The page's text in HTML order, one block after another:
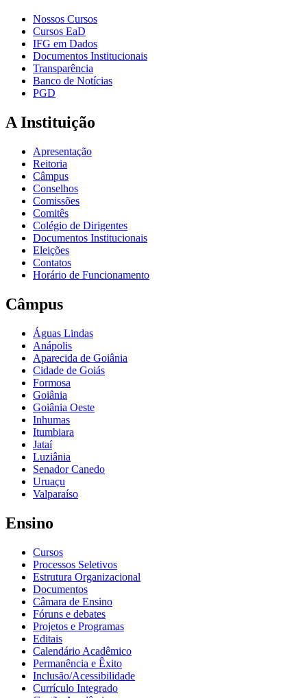
Nossos Cursos
Cursos EaD
IFG em Dados
Documentos Institucionais
Transparência
Banco de Notícias
PGD
A Instituição
Apresentação
Reitoria
Câmpus
Conselhos
Comissões
Comitês
Colégio de Dirigentes
Documentos Institucionais
Eleições
Contatos
Horário de Funcionamento
Câmpus
Águas Lindas
Anápolis
Aparecida de Goiânia
Cidade de Goiás
Formosa
Goiânia
Goiânia Oeste
Inhumas
Itumbiara
Jataí
Luziânia
Senador Canedo
Uruaçu
Valparaíso
Ensino
Cursos
Processos Seletivos
Estrutura Organizacional
Documentos
Câmara de Ensino
Fóruns e debates
Projetos e Programas
Editais
Calendário Acadêmico
Permanência e Êxito
Inclusão/Acessibilidade
Currículo Integrado